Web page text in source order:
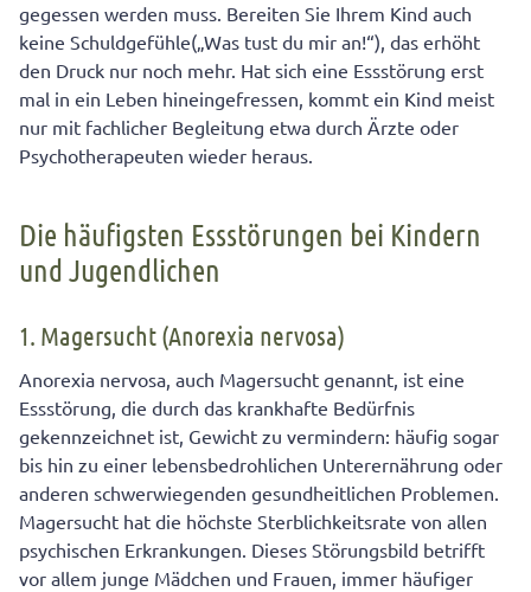
gegessen werden muss. Bereiten Sie Ihrem Kind auch
keine Schuldgefühle(„Was tust du mir an!“), das erhöht
den Druck nur noch mehr. Hat sich eine Essstörung erst
mal in ein Leben hineingefressen, kommt ein Kind meist
nur mit fachlicher Begleitung etwa durch Ärzte oder
Psychotherapeuten wieder heraus.
Die häufigsten Essstörungen bei Kindern
und Jugendlichen
1. Magersucht (Anorexia nervosa)
Anorexia nervosa, auch Magersucht genannt, ist eine
Essstörung, die durch das krankhafte Bedürfnis
gekennzeichnet ist, Gewicht zu vermindern: häufig sogar
bis hin zu einer lebensbedrohlichen Unterernährung oder
anderen schwerwiegenden gesundheitlichen Problemen.
Magersucht hat die höchste Sterblichkeitsrate von allen
psychischen Erkrankungen. Dieses Störungsbild betrifft
vor allem junge Mädchen und Frauen, immer häufiger